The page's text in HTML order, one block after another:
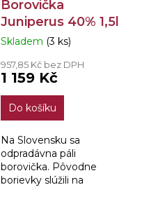
Borovička
Juniperus 40% 1,5l
Průměrné
produktu
je
5,0
5
hvězdiček.
Skladem (3 ks)
957,85 Kč bez DPH
1 159 Kč
Do košíku
Na Slovensku sa
odpradávna páli
borovička. Pôvodne
borievky slúžili na